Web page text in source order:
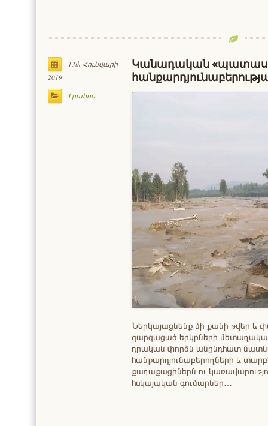
13th Հունվարի
2019
Լրահոս
Կանադական
Ներկայացնենք մի քանի թվեր և
զարգացած երկրների
դրական փորձն անընդհատ
հանքարդյունաբերողների և
քաղաքացիներն ու
հսկայական գումարներ…